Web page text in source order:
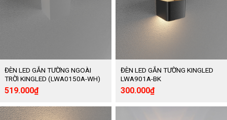
ĐÈN LED GẮN TƯỜNG NGOÀI
TRỜI KINGLED (LWA0150A-WH)
Giá
là:
865.000₫.
519.000₫Giá
hiện
tại
là:
ĐÈN LED GẮN TƯỜNG KINGLED
LWA901A-BK
Giá
là:
300.000₫Giá
hiện
tại